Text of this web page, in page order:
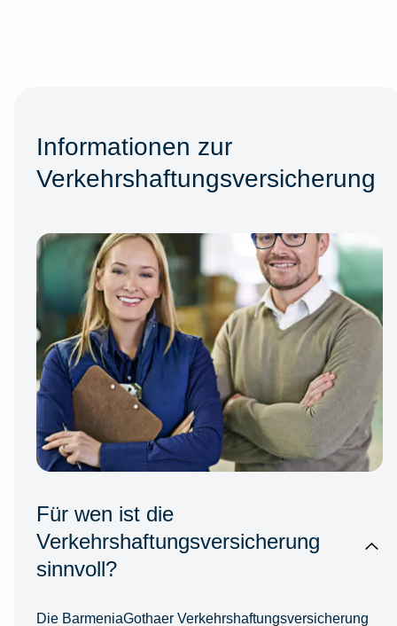
Informationen zur
Verkehrshaftungsversicherung
Für wen ist die
Verkehrshaftungsversicherung
sinnvoll?
Die BarmeniaGothaer Verkehrshaftungsversicherung